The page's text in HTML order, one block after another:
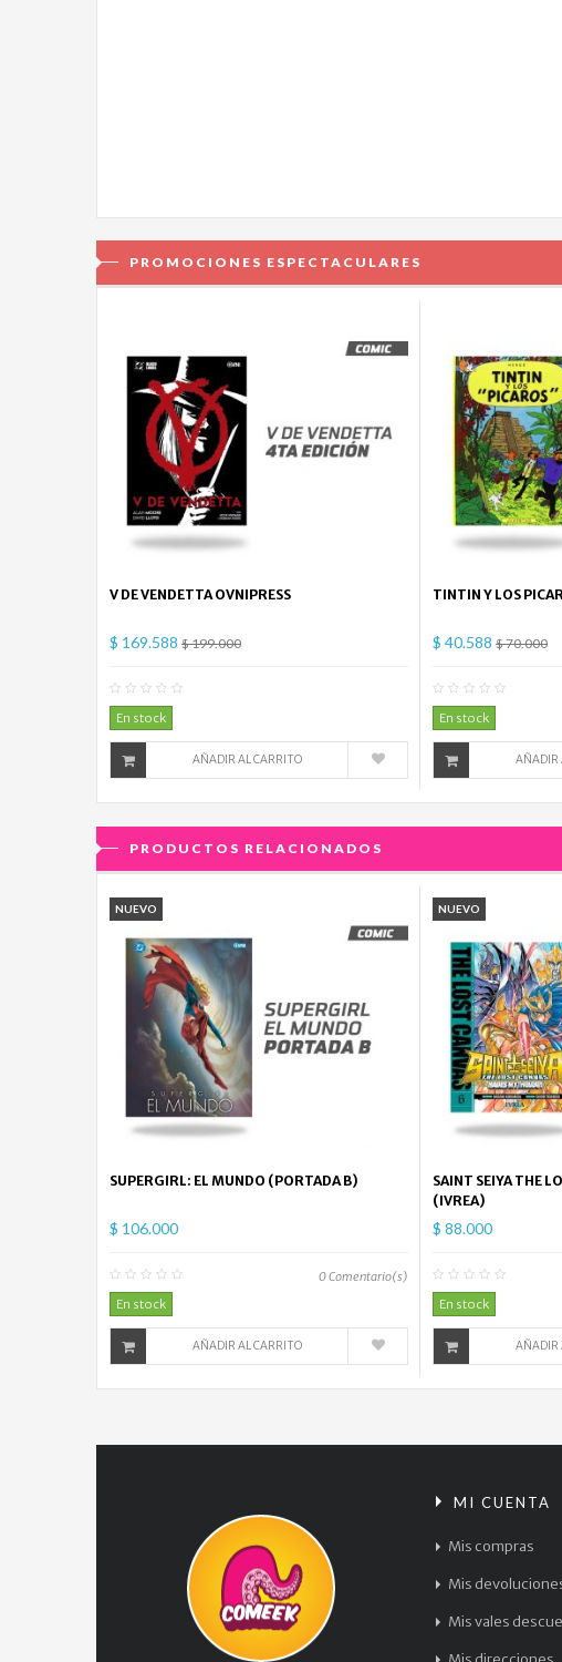
PROMOCIONES ESPECTACULARES
V DE VENDETTA OVNIPRESS
$ 169.588 $ 199.000
En stock
AÑADIR AL CARRITO
TINTIN Y LOS
$ 40.588 $ 70.000
En stock
AÑADIR
PRODUCTOS RELACIONADOS
NUEVO
SUPERGIRL: EL MUNDO (PORTADA B)
$ 106.000
0Comentario(s)
En stock
AÑADIR AL CARRITO
NUEVO
SAINT SEIYA THE
(IVREA)
$ 88.000
En stock
AÑADIR
MI CUENTA
Mis compras
Mis
Mis vales